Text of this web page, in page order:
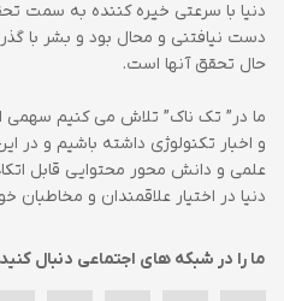
دنیا با سرعتی خیره کننده به سمت
دست نیافتنی و محال بود و بشر با
حال تحقق آنها است.
ما در” تک ناک” تلاش می کنیم سهمی
و اخبار تکنولوژی داشته باشیم و در
علمی و دانش محور محتوایی قابل
دنیا در اختیار علاقمندان و مخاطبان
ما را در شبکه های اجتماعی دنبال کنید